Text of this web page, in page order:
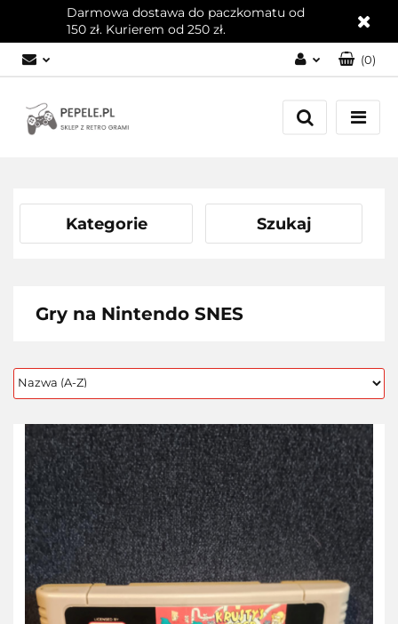
Darmowa dostawa do paczkomatu od
150 zł. Kurierem od 250 zł.
Zaloguj się
Załóż konto
(0)
Kategorie Szukaj
Gry na Nintendo SNES